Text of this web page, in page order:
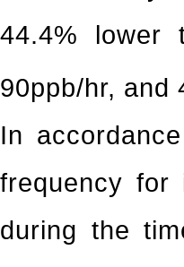
44.4% lower
90ppb/hr, and
In
frequency for
during the